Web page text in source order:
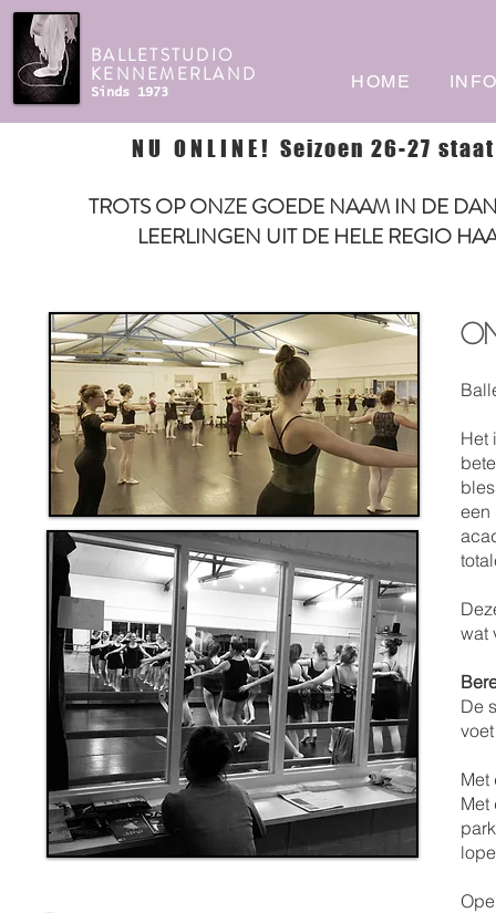
BALLETSTUDIO
KENNEMERLAND
Sinds 1973
HOME
NU ONLINE! Seizoen 26-27
TROTS OP ONZE GOEDE NAAM IN DE
LEERLINGEN UIT DE HELE REGIO
Het
een
wat
De
Met
Met